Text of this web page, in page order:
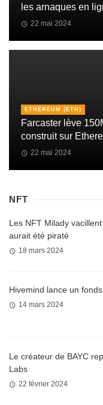
les arnaques en
22 mai 2024
ETHEREUM (ETH)
Farcaster lève
construit sur
22 mai 2024
NFT
Les NFT Milady
aurait été piraté
18 mars 2024
Hivemind lance un
14 mars 2024
Le créateur de BAYC
Labs
22 février 2024